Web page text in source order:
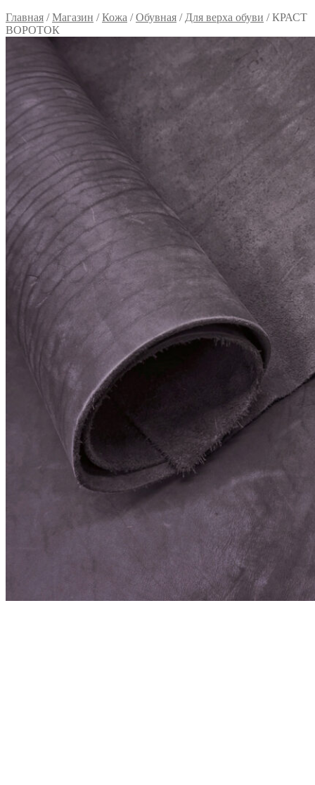
Главная /Магазин /Кожа /Обувная / Для верха обуви /КРАСТ
ВОРОТОК